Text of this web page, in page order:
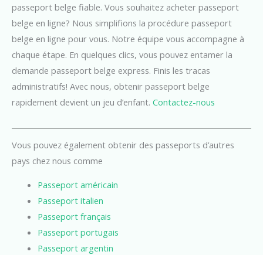
passeport belge fiable. Vous souhaitez acheter passeport
belge en ligne? Nous simplifions la procédure passeport
belge en ligne pour vous. Notre équipe vous accompagne à
chaque étape. En quelques clics, vous pouvez entamer la
demande passeport belge express. Finis les tracas
administratifs! Avec nous, obtenir passeport belge
rapidement devient un jeu d’enfant. Contactez-nous
Vous pouvez également obtenir des passeports d’autres
pays chez nous comme
Passeport américain
Passeport italien
Passeport français
Passeport portugais
Passeport argentin